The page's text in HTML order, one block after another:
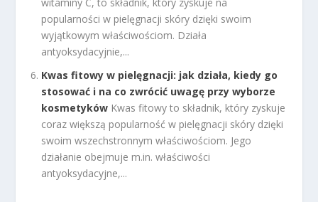
popularności w pielęgnacji skóry dzięki swoim
wyjątkowym właściwościom. Działa
antyoksydacyjnie,...
Kwas fitowy w pielęgnacji: jak działa, kiedy go
stosować i na co zwrócić uwagę przy wyborze
kosmetyków Kwas fitowy to składnik, który zyskuje
coraz większą popularność w pielęgnacji skóry dzięki
swoim wszechstronnym właściwościom. Jego
działanie obejmuje m.in. właściwości
antyoksydacyjne,...